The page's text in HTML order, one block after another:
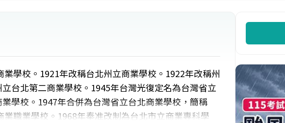
學校。1921年改稱台北州立商業學校。1922年改稱州
台北第二商業學校。1945年台灣光復定名為台灣省立
學校。1947年合併為台灣省立台北商業學校，簡稱
業職業學校。1968年奉准改制為台北市立商業專科學